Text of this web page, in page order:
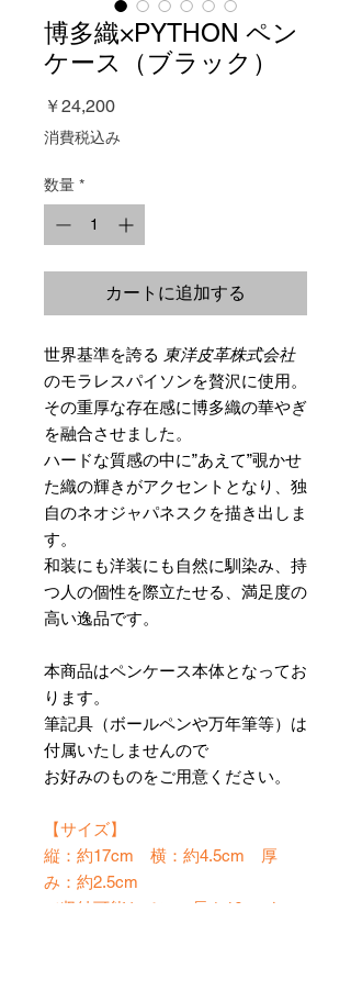
博多織×PYTHON ペン
ケース（ブラック）
￥24,200価
消費税込み
数量 *
カートに追加する
世界基準を誇る 東洋皮革株式会社
のモラレスパイソンを贅沢に使用。
その重厚な存在感に博多織の華やぎ
を融合させました。
ハードな質感の中に”あえて”覗かせ
た織の輝きがアクセントとなり、独
自のネオジャパネスクを描き出しま
す。
和装にも洋装にも自然に馴染み、持
つ人の個性を際立たせる、満足度の
高い逸品です。
本商品はペンケース本体となってお
ります。
筆記具（ボールペンや万年筆等）は
付属いたしませんので
お好みのものをご用意ください。
【サイズ】
縦：約17cm 横：約4.5cm 厚
み：約2.5cm
（収納可能なペンの長さ16cmま